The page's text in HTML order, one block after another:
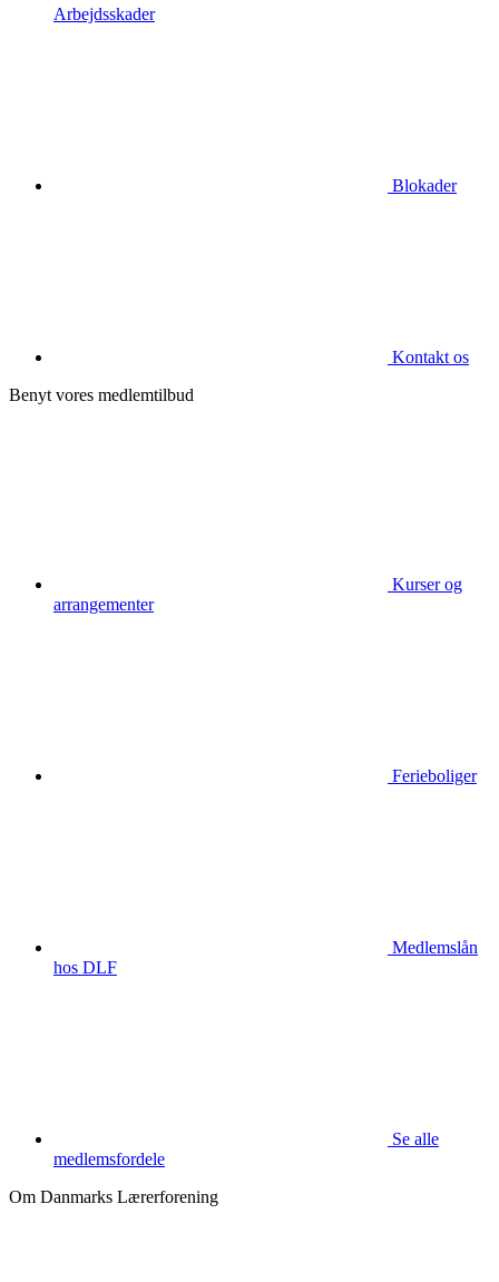
Arbejdsskader
Blokader
Kontakt os
Benyt vores medlemtilbud
Kurser og
arrangementer
Ferieboliger
Medlemslån
hos DLF
Se alle
medlemsfordele
Om Danmarks Lærerforening